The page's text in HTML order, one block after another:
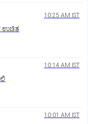
10:25 AM IST
ಉಚಿತ
10:14 AM IST
10:01 AM IST